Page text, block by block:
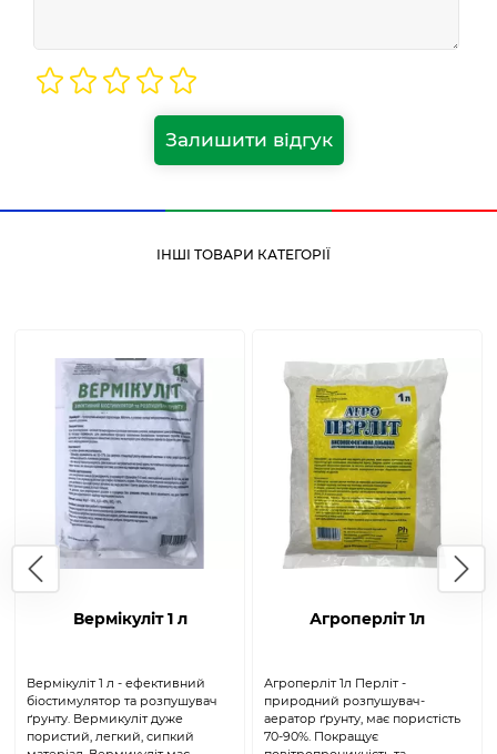
Залишити відгук
ІНШІ ТОВАРИ КАТЕГОРІЇ
Вермікуліт 1 л
Вермікуліт 1 л - ефективний
біостимулятор та розпушувач
ґрунту. Вермикуліт дуже
пористий, легкий, сипкий
Агроперліт 1л
Агроперліт 1л Перліт -
природний розпушувач-
аератор ґрунту, має пористість
70-90%. Покращує